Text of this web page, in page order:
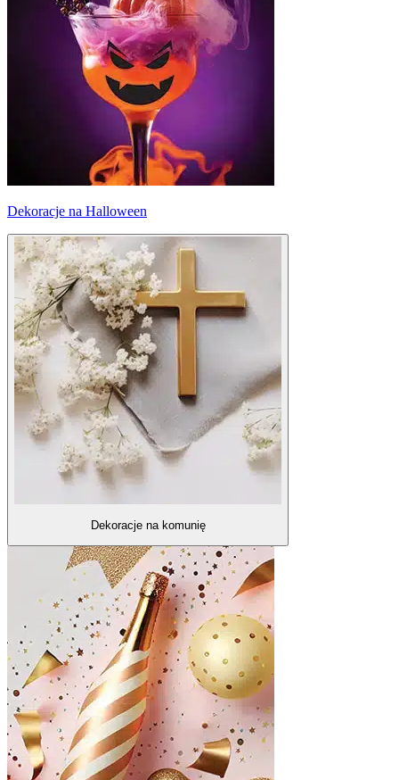
Dekoracje na Halloween
Dekoracje na komunię